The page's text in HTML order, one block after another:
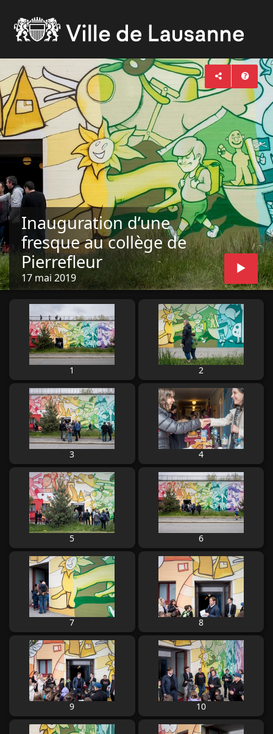
Inauguration d’une
fresque au collège de
Pierrefleur
17 mai 2019
1 2
3 4
5 6
7 8
9 10